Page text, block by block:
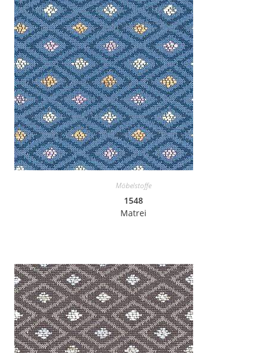
Möbelstoffe
1548
Matrei